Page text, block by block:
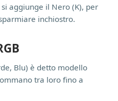
aggiunge il Nero (K), per
inchiostro.
Blu) è detto modello
tra loro fino a